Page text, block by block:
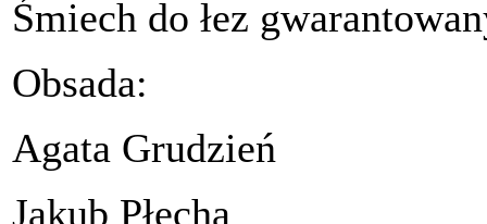
Śmiech do łez
Obsada:
Agata Grudzień
Jakub Płecha